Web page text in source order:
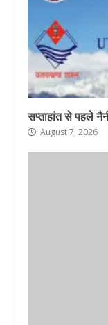
सप्ताहांत से पहले
August 7, 2026